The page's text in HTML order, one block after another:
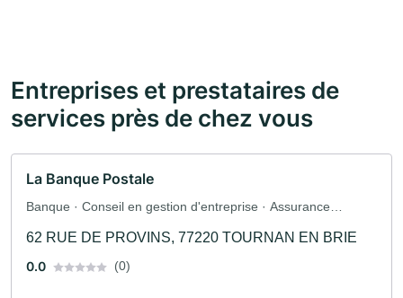
Entreprises et prestataires de
services près de chez vous
La Banque Postale
Banque · Conseil en gestion d'entreprise · Assurance
62 RUE DE PROVINS, 77220 TOURNAN EN BRIE
0.0
(0)